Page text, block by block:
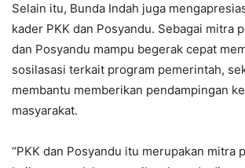
Selain itu, Bunda Indah juga
kader PKK dan Posyandu. Sebagai mitra
dan Posyandu mampu begerak cepat
sosilasasi terkait program pemerintah,
membantu memberikan pendampingan
masyarakat.
“PKK dan Posyandu itu merupakan mitra